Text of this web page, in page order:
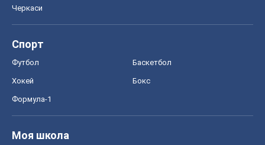
Черкаси
Спорт
Футбол Баскетбол
Хокей Бокс
Формула-1
Моя школа